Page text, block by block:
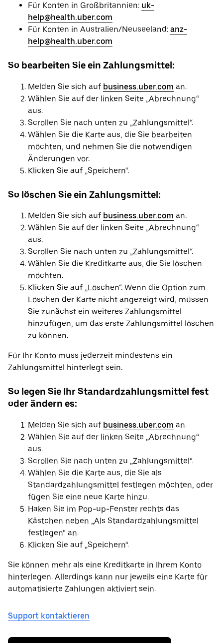
Für Konten in Großbritannien: uk-
help@health.uber.com
Für Konten in Australien/Neuseeland: anz-
help@health.uber.com
So bearbeiten Sie ein Zahlungsmittel:
Melden Sie sich auf business.uber.com an.
Wählen Sie auf der linken Seite „Abrechnung“
aus.
Scrollen Sie nach unten zu „Zahlungsmittel“.
Wählen Sie die Karte aus, die Sie bearbeiten
möchten, und nehmen Sie die notwendigen
Änderungen vor.
Klicken Sie auf „Speichern“.
So löschen Sie ein Zahlungsmittel:
Melden Sie sich auf business.uber.com an.
Wählen Sie auf der linken Seite „Abrechnung“
aus.
Scrollen Sie nach unten zu „Zahlungsmittel“.
Wählen Sie die Kreditkarte aus, die Sie löschen
möchten.
Klicken Sie auf „Löschen“. Wenn die Option zum
Löschen der Karte nicht angezeigt wird, müssen
Sie zunächst ein weiteres Zahlungsmittel
hinzufügen, um das erste Zahlungsmittel löschen
zu können.
Für Ihr Konto muss jederzeit mindestens ein
Zahlungsmittel hinterlegt sein.
So legen Sie Ihr Standardzahlungsmittel fest
oder ändern es:
Melden Sie sich auf business.uber.com an.
Wählen Sie auf der linken Seite „Abrechnung“
aus.
Scrollen Sie nach unten zu „Zahlungsmittel“.
Wählen Sie die Karte aus, die Sie als
Standardzahlungsmittel festlegen möchten, oder
fügen Sie eine neue Karte hinzu.
Haken Sie im Pop-up-Fenster rechts das
Kästchen neben „Als Standardzahlungsmittel
festlegen“ an.
Klicken Sie auf „Speichern“.
Sie können mehr als eine Kreditkarte in Ihrem Konto
hinterlegen. Allerdings kann nur jeweils eine Karte für
automatisierte Zahlungen aktiviert sein.
Support kontaktieren